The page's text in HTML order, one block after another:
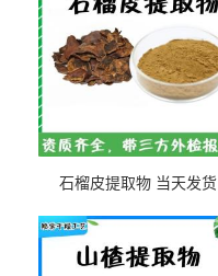
石榴皮提取物 当天发货